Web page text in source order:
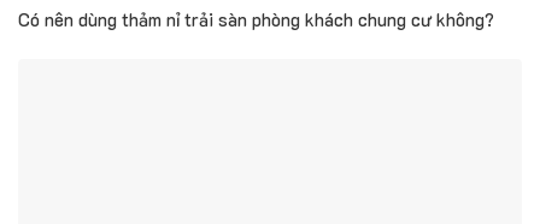
Có nên dùng thảm nỉ trải sàn phòng khách chung cư không?